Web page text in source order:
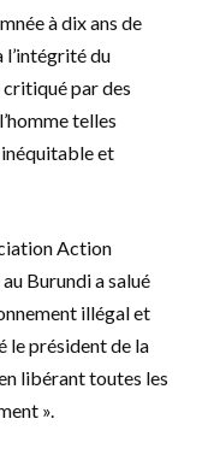
à dix ans de
l’intégrité du
par des
telles
et
Action
Burundi a salué
illégal et
le président de la
libérant toutes les
».